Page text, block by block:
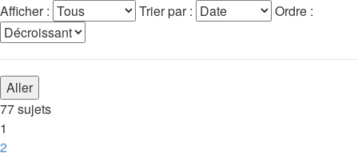
Afficher : Trier par : Ordre :
77 sujets
1
2